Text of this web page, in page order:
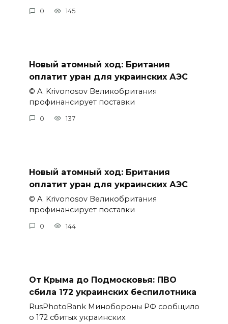
0 145
Новый атомный ход: Британия
оплатит уран для украинских АЭС
© A. Krivonosov Великобритания
профинансирует поставки
0 137
Новый атомный ход: Британия
оплатит уран для украинских АЭС
© A. Krivonosov Великобритания
профинансирует поставки
0 144
От Крыма до Подмосковья: ПВО
сбила 172 украинских беспилотника
RusPhotoBank Минобороны РФ сообщило
о 172 сбитых украинских